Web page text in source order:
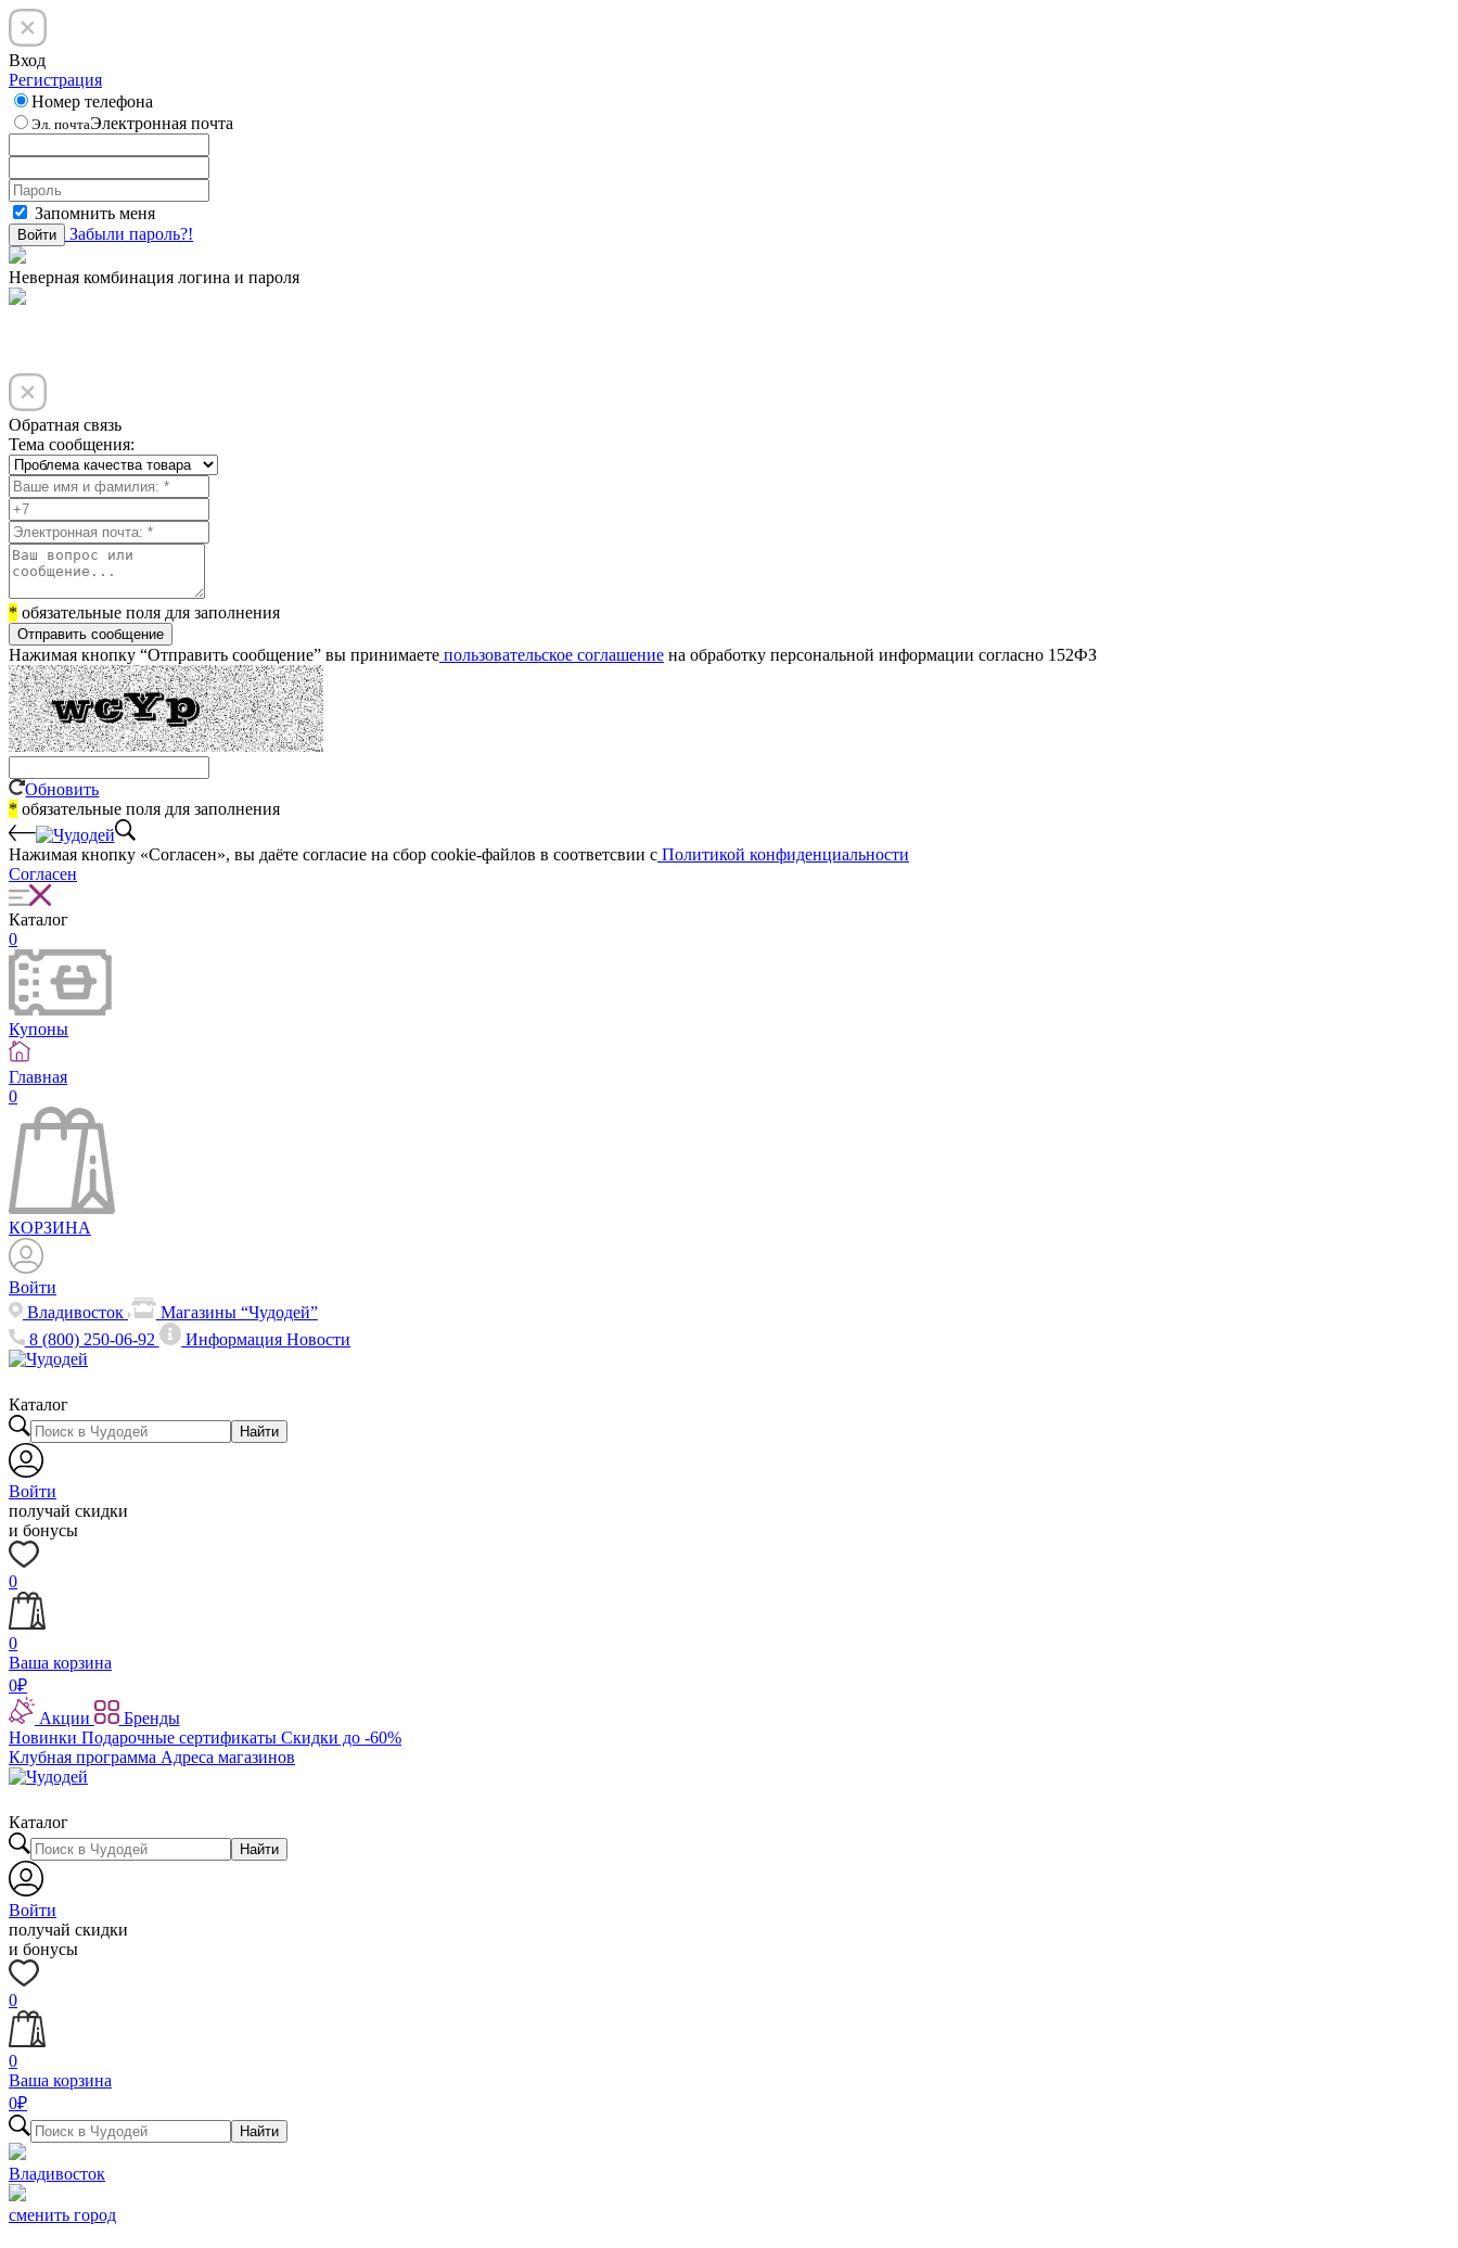
Вход
Регистрация
Номер телефона
Эл. почтаЭлектронная почта
Запомнить меня
Войти Забыли пароль?!
Неверная комбинация логина и пароля
Обратная связь
Тема сообщения:
* обязательные поля для заполнения
Отправить сообщение
Нажимая кнопку “Отправить сообщение” вы принимаете пользовательское соглашение на обработку персональной информации согласно 152ФЗ
Обновить
* обязательные поля для заполнения
Нажимая кнопку «Согласен», вы даёте cогласие на сбор cookie-файлов в соответсвии с Политикой конфиденциальности
Согласен
Каталог
0
Купоны
Главная
0
КОРЗИНА
Войти
Владивосток
Магазины “Чудодей”
8 (800) 250-06-92
ИнформацияНовости
Каталог
Найти
Войти
получай скидки
и бонусы
0
0
Ваша корзина
0₽
Акции
Бренды
Новинки Подарочные сертификаты Скидки до -60%
Клубная программа Адреса магазинов
Каталог
Найти
Войти
получай скидки
и бонусы
0
0
Ваша корзина
0₽
Найти
Владивосток
сменить город